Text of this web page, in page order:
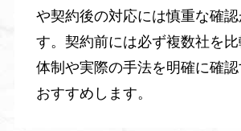
や契約後の対応には慎重な確
す。契約前には必ず複数社を
体制や実際の手法を明確に確
おすすめします。